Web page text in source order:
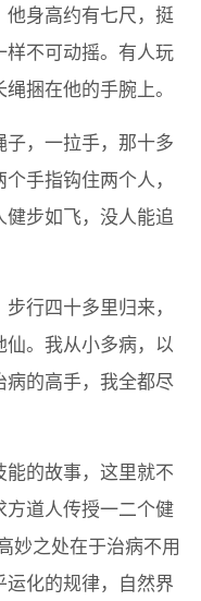
他身高约有七尺，挺
样不可动摇。有人玩
捆在他的手腕上。
，一拉手，那十多
手指钩住两个人，
步如飞，没人能追
行四十多里归来，
。我从小多病，以
病的高手，我全都尽
能的故事，这里就不
方道人传授一二个健
妙之处在于治病不用
运化的规律，自然界